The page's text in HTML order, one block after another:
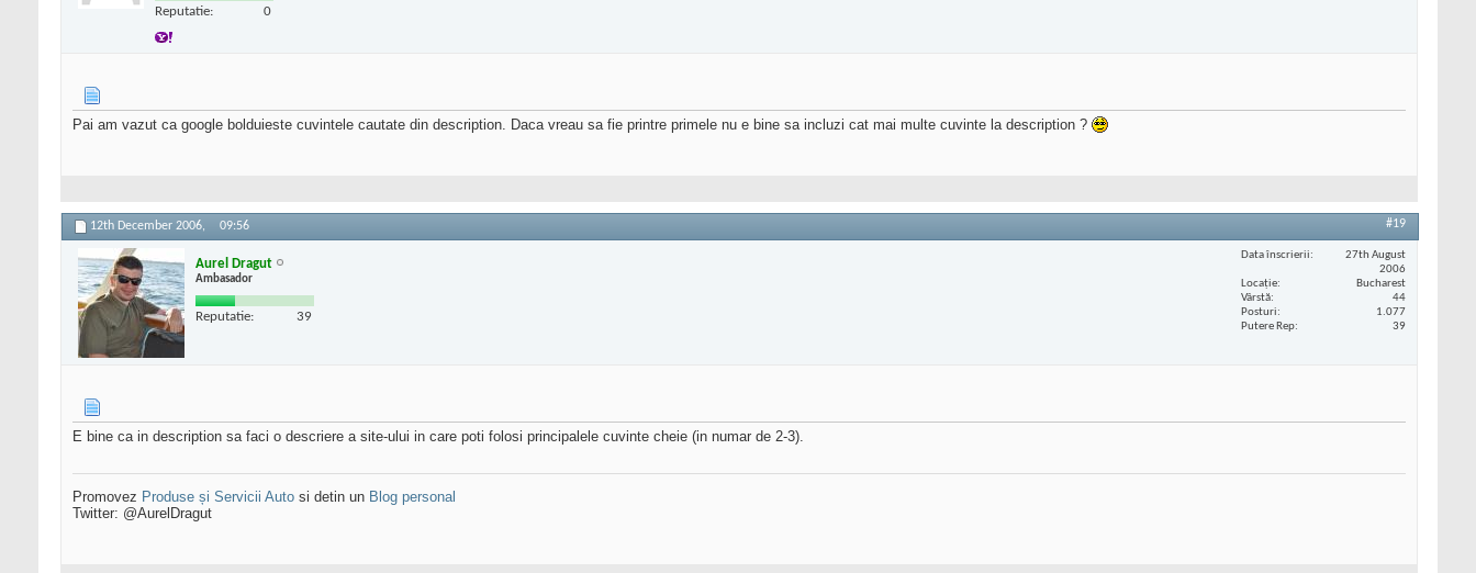
Reputatie: 0
Pai am vazut ca google bolduieste cuvintele cautate din description. Daca vreau sa fie printre primele nu e bine sa incluzi cat mai multe cuvinte la description ?
12th December 2006, 09:56 #19
Aurel Dragut
Ambasador
Reputatie: 39
Data înscrierii
27th August
2006
Locaţie
Bucharest
Vârstă
44
Posturi
1.077
Putere Rep
39
E bine ca in description sa faci o descriere a site-ului in care poti folosi principalele cuvinte cheie (in numar de 2-3).
Promovez Produse și Servicii Auto si detin un Blog personal
Twitter: @AurelDragut